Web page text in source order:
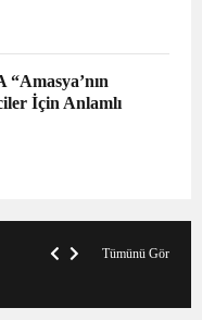
İçin Anlamlı
Tümünü Gör